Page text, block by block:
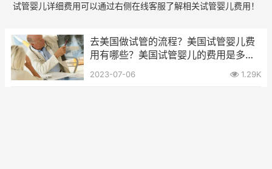
试管婴儿详细费用可以通过右侧在线客服了解相关试管婴儿费用！
去美国做试管的流程？美国试管婴儿费
用有哪些？美国试管婴儿的费用是多
少？
2023-07-06 1.29K